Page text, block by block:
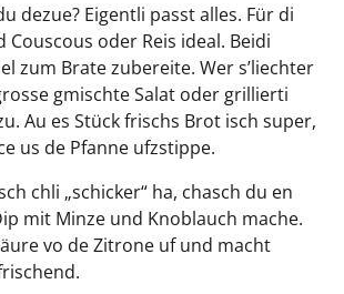
dezue? Eigentli passt alles. Für di
Couscous oder Reis ideal. Beidi
zum Brate zubereite. Wer s’liechter
gmischte Salat oder grillierti
Au es Stück frischs Brot isch super,
us de Pfanne ufzstippe.
chli „schicker“ ha, chasch du en
mit Minze und Knoblauch mache.
vo de Zitrone uf und macht